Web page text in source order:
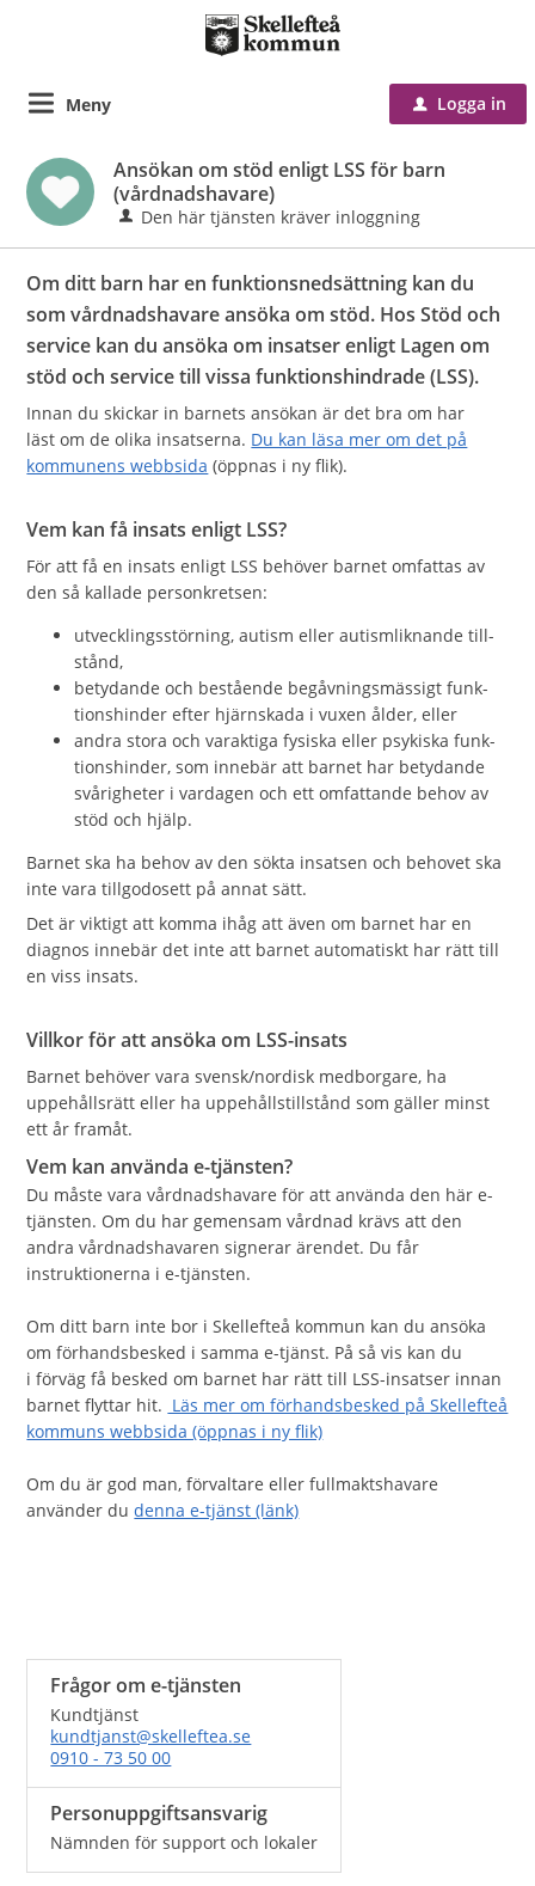
Meny u Logga in
Ansökan om stöd enligt LSS för barn
(vårdnadshavare)
Den här tjänsten kräver inloggning
Om ditt barn har en funktionsnedsättning kan du
som vårdnadshavare ansöka om stöd. Hos Stöd och
service kan du ansöka om insatser enligt Lagen om
stöd och service till vissa funktionshindrade (LSS).
Innan du skickar in barnets ansökan är det bra om har
läst om de olika insatserna. Du kan läsa mer om det på
kommunens webbsida (öppnas i ny flik).
Vem kan få insats enligt LSS?
För att få en insats enligt LSS behöver barnet omfattas av
den så kallade personkretsen:
utvecklingsstörning, autism eller autismliknande till­
stånd,
betydande och bestående begåv­ningsmässigt funk­
tions­hinder efter hjärnskada i vuxen ålder, eller
andra stora och var­aktiga fysiska eller psykiska funk­
tions­hinder, som innebär att barnet har betydande
svå­righeter i vardagen och ett omfat­tande be­hov av
stöd och hjälp.
Barnet ska ha behov av den sökta insatsen och behovet ska
inte vara tillgodosett på annat sätt.
Det är viktigt att komma ihåg att även om barnet har en
diagnos innebär det inte att barnet automatiskt har rätt till
en viss insats.
Villkor för att ansöka om LSS-insats
Barnet behöver vara svensk/nordisk medborgare, ha
uppehållsrätt eller ha uppehållstillstånd som gäller minst
ett år framåt.
Vem kan använda e-tjänsten?
Du måste vara vårdnadshavare för att använda den här e-
tjänsten. Om du har gemensam vårdnad krävs att den
andra vårdnadshavaren signerar ärendet. Du får
instruktionerna i e-tjänsten.
Om ditt barn inte bor i Skellefteå kommun kan du ansöka
om förhandsbesked i samma e-tjänst. På så vis kan du
i förväg få besked om barnet har rätt till LSS-insatser innan
barnet flyttar hit. Läs mer om förhandsbesked på Skellefteå
kommuns webbsida (öppnas i ny flik)
Om du är god man, förvaltare eller fullmaktshavare
använder dudenna e-tjänst (länk)
Frågor om e-tjänsten
Kundtjänst
kundtjanst@skelleftea.se
0910 - 73 50 00
Personuppgiftsansvarig
Nämnden för support och lokaler